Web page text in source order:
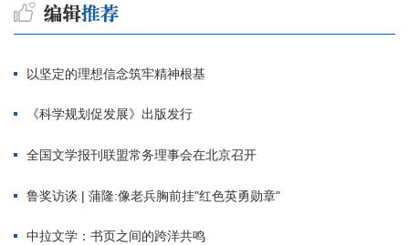
以坚定的理想信念筑牢精神根基
《科学规划促发展》出版发行
全国文学报刊联盟常务理事会在北京召开
鲁奖访谈 | 蒲隆:像老兵胸前挂"红色英勇勋章"
中拉文学：书页之间的跨洋共鸣